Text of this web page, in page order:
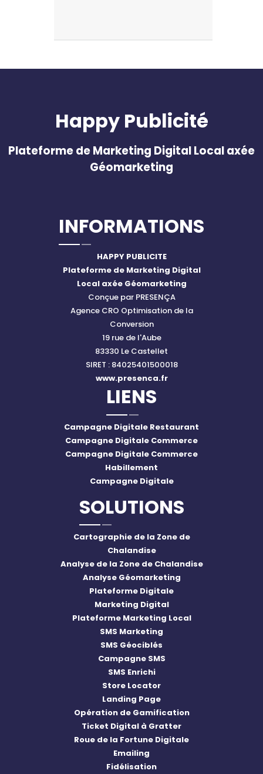
Happy Publicité
Plateforme de Marketing Digital Local axée
Géomarketing
INFORMATIONS
HAPPY PUBLICITE
Plateforme de Marketing Digital
Local axée Géomarketing
Conçue par PRESENÇA
Agence CRO Optimisation de la
Conversion
19 rue de l'Aube
83330 Le Castellet
SIRET : 84025401500018
www.presenca.fr
LIENS
Campagne Digitale Restaurant
Campagne Digitale Commerce
Campagne Digitale Commerce
Habillement
Campagne Digitale
SOLUTIONS
Cartographie de la Zone de
Chalandise
Analyse de la Zone de Chalandise
Analyse Géomarketing
Plateforme Digitale
Marketing Digital
Plateforme Marketing Local
SMS Marketing
SMS Géociblés
Campagne SMS
SMS Enrichi
Store Locator
Landing Page
Opération de Gamification
Ticket Digital à Gratter
Roue de la Fortune Digitale
Emailing
Fidélisation